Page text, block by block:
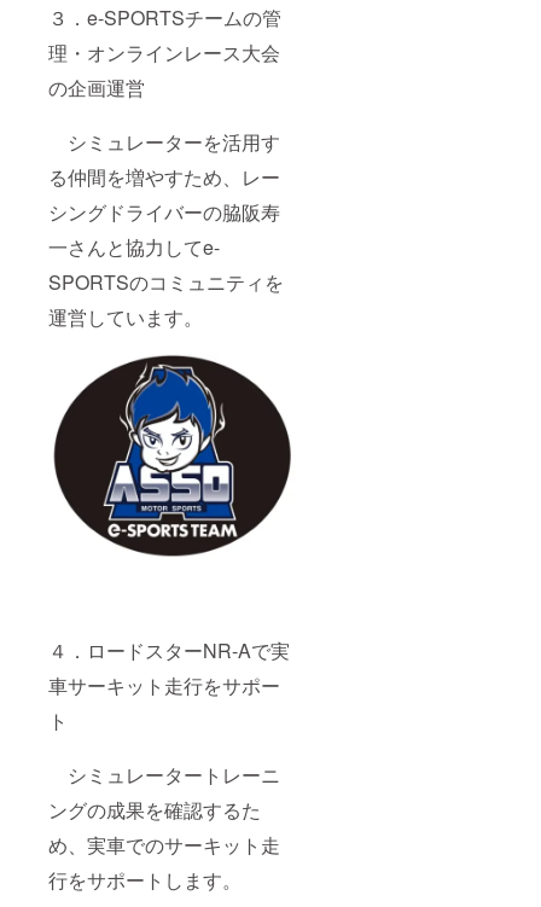
３．e-SPORTSチームの管
理・オンラインレース大会
の企画運営
シミュレーターを活用す
る仲間を増やすため、レー
シングドライバーの脇阪寿
一さんと協力してe-
SPORTSのコミュニティを
運営しています。
４．ロードスターNR-Aで実
車サーキット走行をサポー
ト
シミュレータートレーニ
ングの成果を確認するた
め、実車でのサーキット走
行をサポートします。